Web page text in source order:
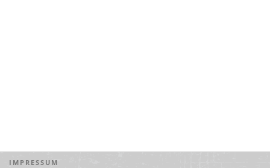
IMPRESSUM